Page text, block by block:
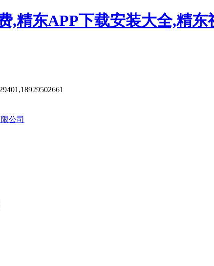
,精东APP下载安装大全,精